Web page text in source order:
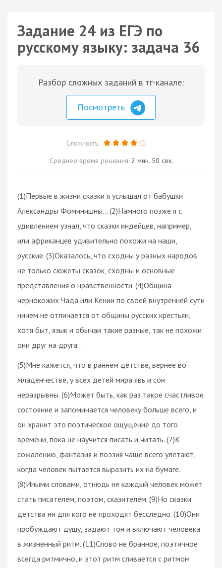
Задание 24 из ЕГЭ по
русскому языку: задача 36
Разбор сложных заданий в тг-канале:
Посмотреть
Сложность:
Среднее время решения: 2 мин. 50 сек.
(1)Первые в жизни сказки я услышал от бабушки
Александры Фоминишны… (2)Намного позже я с
удивлением узнал, что сказки индейцев, например,
или африканцев удивительно похожи на наши,
русские. (3)Оказалось, что сходны у разных народов
не только сюжеты сказок, сходны и основные
представления о нравственности. (4)Община
чернокожих Чада или Кении по своей внутренней сути
ничем не отличается от общины русских крестьян,
хотя быт, язык и обычаи такие разные, так не похожи
они друг на друга…
(5)Мне кажется, что в раннем детстве, вернее во
младенчестве, у всех детей мира явь и сон
неразрывны. (6)Может быть, как раз такое счастливое
состояние и запоминается человеку больше всего, и
он хранит это поэтическое ощущение до того
времени, пока не научится писать и читать. (7)К
сожалению, фантазия и поэзия чаще всего улетают,
когда человек пытается выразить их на бумаге.
(8)Иными словами, отнюдь не каждый человек может
стать писателем, поэтом, сказителем. (9)Но сказки
детства ни для кого не проходят бесследно. (10)Они
пробуждают душу, задают тон и включают человека
в жизненный ритм. (11)Слово не бранное, поэтичное
всегда ритмично, и этот ритм сливается с ритмом